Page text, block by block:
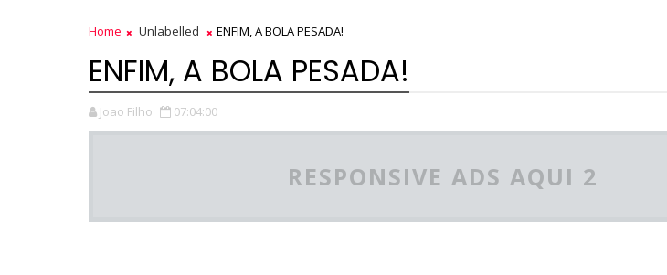
Home Unlabelled ENFIM, A BOLA PESADA!
ENFIM, A BOLA PESADA!
Joao Filho 07:04:00
RESPONSIVE ADS AQUI 2